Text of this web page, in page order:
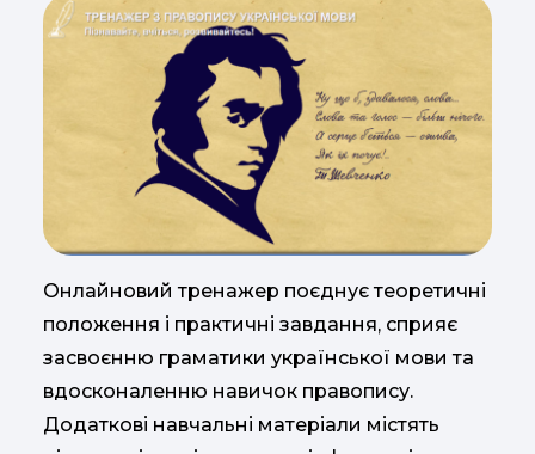
Онлайновий тренажер поєднує теоретичні
положення і практичні завдання, сприяє
засвоєнню граматики української мови та
вдосконаленню навичок правопису.
Додаткові навчальні матеріали містять